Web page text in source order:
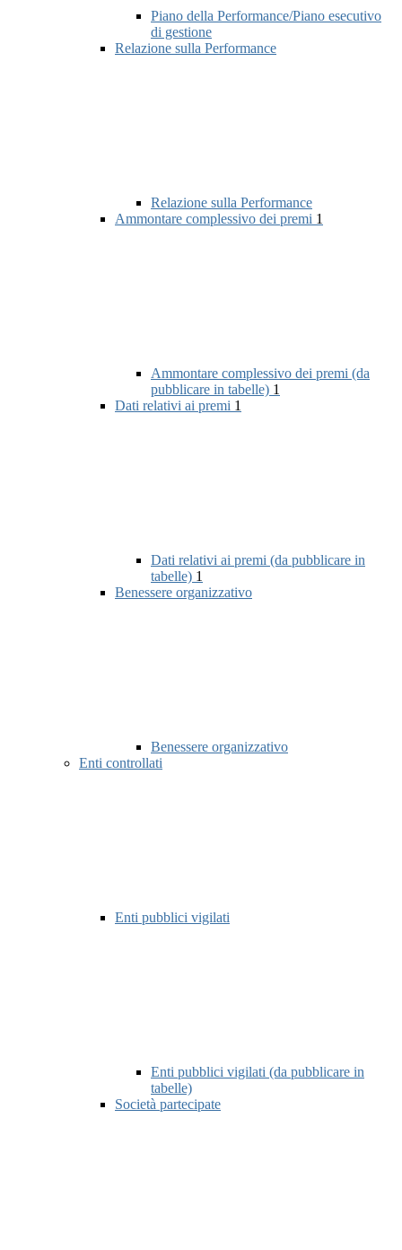
Piano della Performance/Piano esecutivo
di gestione
Relazione sulla Performance
Relazione sulla Performance
Ammontare complessivo dei premi 1
Ammontare complessivo dei premi (da
pubblicare in tabelle) 1
Dati relativi ai premi 1
Dati relativi ai premi (da pubblicare in
tabelle) 1
Benessere organizzativo
Benessere organizzativo
Enti controllati
Enti pubblici vigilati
Enti pubblici vigilati (da pubblicare in
tabelle)
Società partecipate